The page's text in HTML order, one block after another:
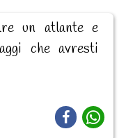
un atlante e
che avresti